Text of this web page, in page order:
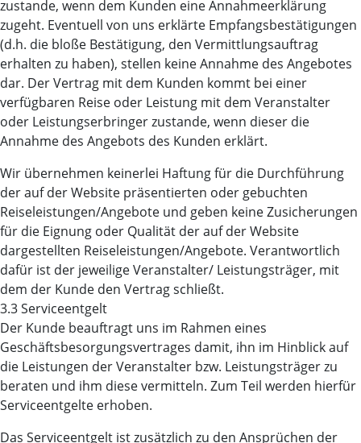
zustande, wenn dem Kunden eine Annahmeerklärung
zugeht. Eventuell von uns erklärte Empfangsbestätigungen
(d.h. die bloße Bestätigung, den Vermittlungsauftrag
erhalten zu haben), stellen keine Annahme des Angebotes
dar. Der Vertrag mit dem Kunden kommt bei einer
verfügbaren Reise oder Leistung mit dem Veranstalter
oder Leistungserbringer zustande, wenn dieser die
Annahme des Angebots des Kunden erklärt.
Wir übernehmen keinerlei Haftung für die Durchführung
der auf der Website präsentierten oder gebuchten
Reiseleistungen/Angebote und geben keine Zusicherungen
für die Eignung oder Qualität der auf der Website
dargestellten Reiseleistungen/Angebote. Verantwortlich
dafür ist der jeweilige Veranstalter/ Leistungsträger, mit
dem der Kunde den Vertrag schließt.
3.3 Serviceentgelt
Der Kunde beauftragt uns im Rahmen eines
Geschäftsbesorgungsvertrages damit, ihn im Hinblick auf
die Leistungen der Veranstalter bzw. Leistungsträger zu
beraten und ihm diese vermitteln. Zum Teil werden hierfür
Serviceentgelte erhoben.
Das Serviceentgelt ist zusätzlich zu den Ansprüchen der